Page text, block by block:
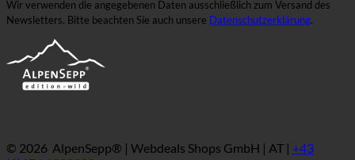
Wir verwenden die angegebenen Daten ausschließlich zum Versand des
Newsletters. Bitte beachten Sie auch unsere Datenschutzerklärung.
© 2026 AlpenSepp® | Webdeals Shops GmbH | AT | +43